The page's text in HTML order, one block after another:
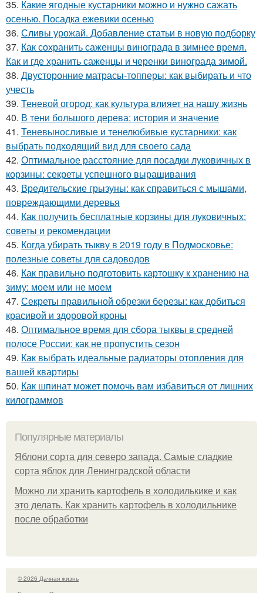
35. Какие ягодные кустарники можно и нужно сажать
осенью. Посадка ежевики осенью
36. Сливы урожай. Добавление статьи в новую подборку
37. Как сохранить саженцы винограда в зимнее время.
Как и где хранить саженцы и черенки винограда зимой.
38. Двусторонние матрасы-топперы: как выбирать и что
учесть
39. Теневой огород: как культура влияет на нашу жизнь
40. В тени большого дерева: история и значение
41. Теневыносливые и тенелюбивые кустарники: как
выбрать подходящий вид для своего сада
42. Оптимальное расстояние для посадки луковичных в
корзины: секреты успешного выращивания
43. Вредительские грызуны: как справиться с мышами,
повреждающими деревья
44. Как получить бесплатные корзины для луковичных:
советы и рекомендации
45. Когда убирать тыкву в 2019 году в Подмосковье:
полезные советы для садоводов
46. Как правильно подготовить картошку к хранению на
зиму: моем или не моем
47. Секреты правильной обрезки березы: как добиться
красивой и здоровой кроны
48. Оптимальное время для сбора тыквы в средней
полосе России: как не пропустить сезон
49. Как выбрать идеальные радиаторы отопления для
вашей квартиры
50. Как шпинат может помочь вам избавиться от лишних
килограммов
Популярные материалы
Яблони сорта для северо запада. Самые сладкие
сорта яблок для Ленинградской области
Можно ли хранить картофель в холодилькике и как
это делать. Как хранить картофель в холодильнике
после обработки
© 2026 Дачная жизнь